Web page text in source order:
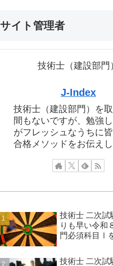
サイト管理者
技術士（建設部門
J-Index
技術士（建設部門）を
間もないですが、勉強
がフレッシュなうちに
合格メソッドをお伝えし
技術士 二次試
りも早い令和
門必須科目Ⅰ
技術士 二次試